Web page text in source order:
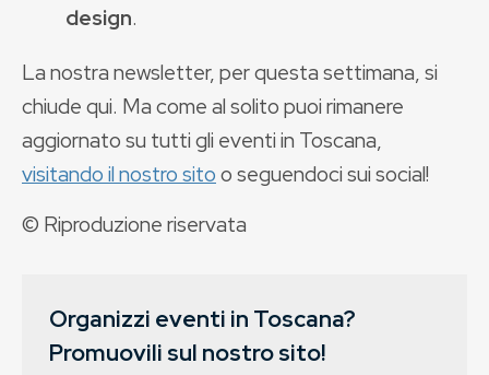
design.
La nostra newsletter, per questa settimana, si
chiude qui. Ma come al solito puoi rimanere
aggiornato su tutti gli eventi in Toscana,
visitando il nostro sitoo seguendoci sui social!
© Riproduzione riservata
Organizzi eventi in Toscana?
Promuovili sul nostro sito!